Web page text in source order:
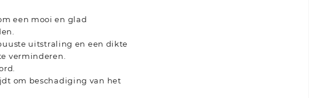
een mooi en glad
uitstraling en een dikte
verminderen.
om beschadiging van het